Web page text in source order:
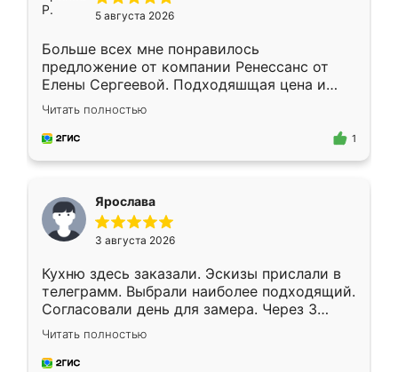
5 августа 2026
Больше всех мне понравилось
предложение от компании Ренессанс от
Елены Сергеевой. Подходяшщая цена и
короткие сроки изготовления. Приехавший
для замера сотрудник Владислав
предложил по моему эскизу самый
Читать полностью
1
Ярослава
3 августа 2026
Кухню здесь заказали. Эскизы прислали в
телеграмм. Выбрали наиболее подходящий.
Согласовали день для замера. Через 3
недели кухня была уже готова. Остались
довольны работой. Спасибо Ренессанс
мебель за качественную работу!
Читать полностью